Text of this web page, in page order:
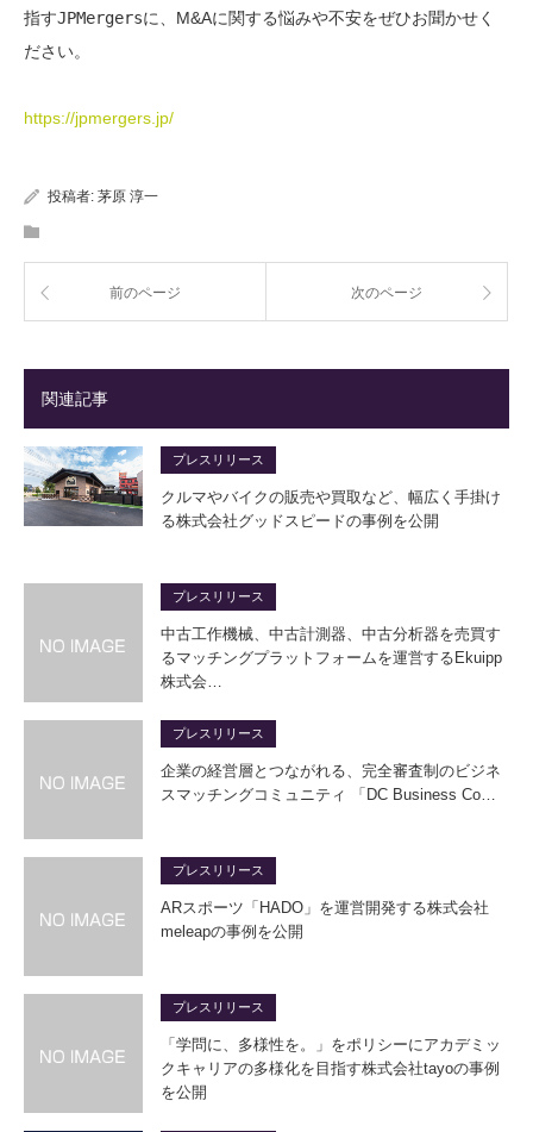
指すJPMergersに、M&Aに関する悩みや不安をぜひお聞かせく
ださい。
https://jpmergers.jp/
投稿者: 茅原 淳一
前のページ 次のページ
関連記事
プレスリリース
クルマやバイクの販売や買取など、幅広く手掛け
る株式会社グッドスピードの事例を公開
プレスリリース
中古工作機械、中古計測器、中古分析器を売買す
るマッチングプラットフォームを運営するEkuipp
株式会…
プレスリリース
企業の経営層とつながれる、完全審査制のビジネ
スマッチングコミュニティ 「DC Business Co…
プレスリリース
ARスポーツ「HADO」を運営開発する株式会社
meleapの事例を公開
プレスリリース
「学問に、多様性を。」をポリシーにアカデミッ
クキャリアの多様化を目指す株式会社tayoの事例
を公開